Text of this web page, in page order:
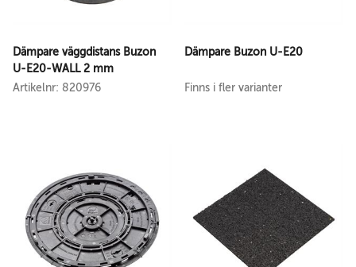
Dämpare väggdistans Buzon
U-E20-WALL 2 mm
Artikelnr: 820976
Dämpare Buzon U-E20
Finns i fler varianter